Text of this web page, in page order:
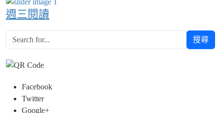
週三閱讀
搜尋
Facebook
Twitter
Google+